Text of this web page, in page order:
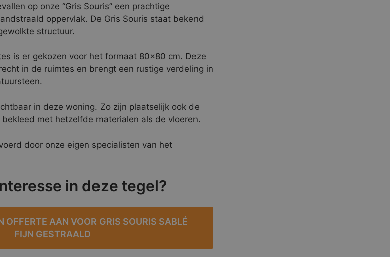
op onze “Gris Souris” een prachtige
oppervlak. De Gris Souris staat bekend
structuur.
is er gekozen voor het formaat 80×80 cm. Deze
in de ruimtes en brengt een rustige verdeling in
in deze woning. Zo zijn plaatselijk ook de
met hetzelfde materialen als de vloeren.
door onze eigen specialisten van het
in deze tegel?
OFFERTE AAN VOOR GRIS SOURIS SABLÉ
FIJN GESTRAALD